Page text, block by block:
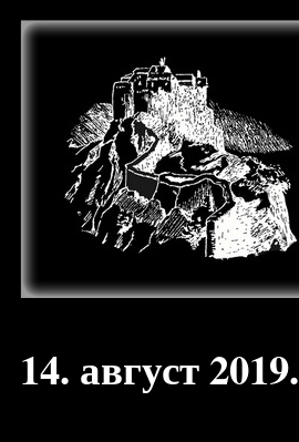
14. август 2019.